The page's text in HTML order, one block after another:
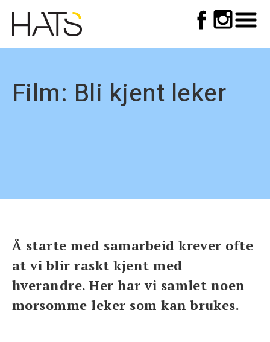
main
navigation
Top
meny
Film: Bli kjent leker
Å starte med samarbeid krever ofte
at vi blir raskt kjent med
hverandre. Her har vi samlet noen
morsomme leker som kan brukes.